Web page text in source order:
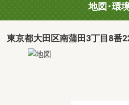
地図･環
東京都大田区南蒲田3丁目8番